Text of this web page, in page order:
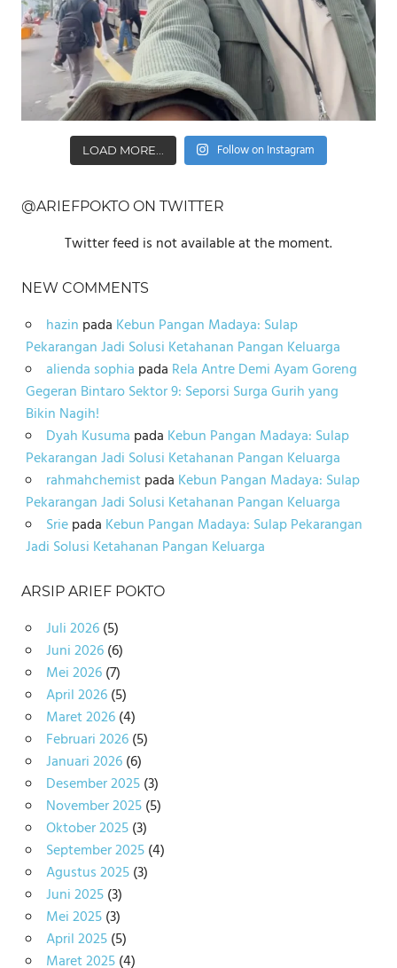
LOAD MORE... Follow on Instagram
@ARIEFPOKTO ON TWITTER
Twitter feed is not available at the moment.
NEW COMMENTS
hazin pada Kebun Pangan Madaya: Sulap
Pekarangan Jadi Solusi Ketahanan Pangan Keluarga
alienda sophia pada Rela Antre Demi Ayam Goreng
Gegeran Bintaro Sektor 9: Seporsi Surga Gurih yang
Bikin Nagih!
Dyah Kusuma pada Kebun Pangan Madaya: Sulap
Pekarangan Jadi Solusi Ketahanan Pangan Keluarga
rahmahchemistpada Kebun Pangan Madaya: Sulap
Pekarangan Jadi Solusi Ketahanan Pangan Keluarga
Sriepada Kebun Pangan Madaya: Sulap Pekarangan
Jadi Solusi Ketahanan Pangan Keluarga
ARSIP ARIEF POKTO
Juli 2026(5)
Juni 2026(6)
Mei 2026(7)
April 2026(5)
Maret 2026(4)
Februari 2026(5)
Januari 2026(6)
Desember 2025(3)
November 2025(5)
Oktober 2025(3)
September 2025(4)
Agustus 2025(3)
Juni 2025(3)
Mei 2025(3)
April 2025(5)
Maret 2025(4)